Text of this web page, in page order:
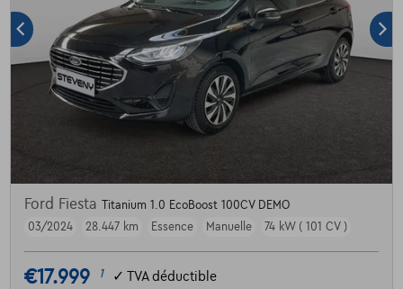
Ford Fiesta Titanium 1.0 EcoBoost 100CV DEMO
03/2024
28.447 km Essence Manuelle 74 kW ( 101 CV )
€17.999 1 ✓ TVA déductible